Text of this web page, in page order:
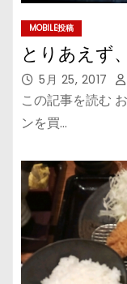
MOBILE投稿
とりあえず
5月 25, 2017
この記事を読む
ンを買…